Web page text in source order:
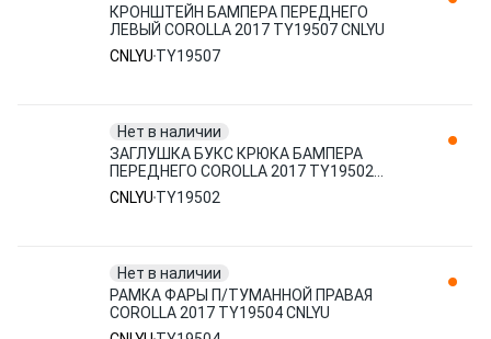
КРОНШТЕЙН БАМПЕРА ПЕРЕДНЕГО
ЛЕВЫЙ COROLLA 2017 TY19507 CNLYU
CNLYU TY19507
Нет в наличии
ЗАГЛУШКА БУКС КРЮКА БАМПЕРА
ПЕРЕДНЕГО COROLLA 2017 TY19502
CNLYU
CNLYU TY19502
Нет в наличии
РАМКА ФАРЫ П/ТУМАННОЙ ПРАВАЯ
COROLLA 2017 TY19504 CNLYU